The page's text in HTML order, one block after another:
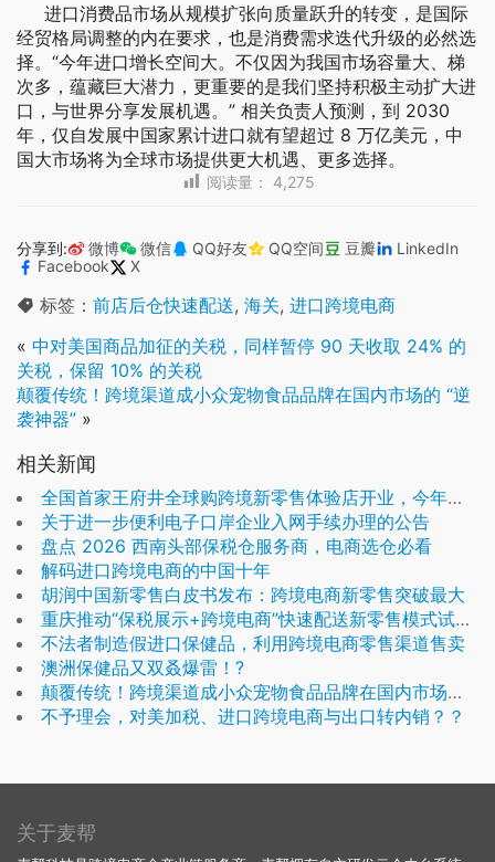
进口消费品市场从规模扩张向质量跃升的转变，是国际
经贸格局调整的内在要求，也是消费需求迭代升级的必然选
择。“今年进口增长空间大。不仅因为我国市场容量大、梯
次多，蕴藏巨大潜力，更重要的是我们坚持积极主动扩大进
口，与世界分享发展机遇。” 相关负责人预测，到 2030
年，仅自发展中国家累计进口就有望超过 8 万亿美元，中
国大市场将为全球市场提供更大机遇、更多选择。
阅读量： 4,275
分享到: 微博 微信 QQ好友 QQ空间 豆瓣
LinkedIn
Facebook
X
标签： 前店后仓快速配送, 海关, 进口跨境电商
« 中对美国商品加征的关税，同样暂停 90 天收取 24% 的
关税，保留 10% 的关税
颠覆传统！跨境渠道成小众宠物食品品牌在国内市场的 “逆
袭神器” »
相关新闻
全国首家王府井全球购跨境新零售体验店开业，今年拟再开3-4家
关于进一步便利电子口岸企业入网手续办理的公告
盘点 2026 西南头部保税仓服务商，电商选仓必看
解码进口跨境电商的中国十年
胡润中国新零售白皮书发布：跨境电商新零售突破最大
重庆推动“保税展示+跨境电商”快速配送新零售模式试点，鼓励建设独立站或跨境平台
不法者制造假进口保健品，利用跨境电商零售渠道售卖
澳洲保健品又双叒爆雷！?
颠覆传统！跨境渠道成小众宠物食品品牌在国内市场的 “逆袭神器”
不予理会，对美加税、进口跨境电商与出口转内销？？
关于麦帮